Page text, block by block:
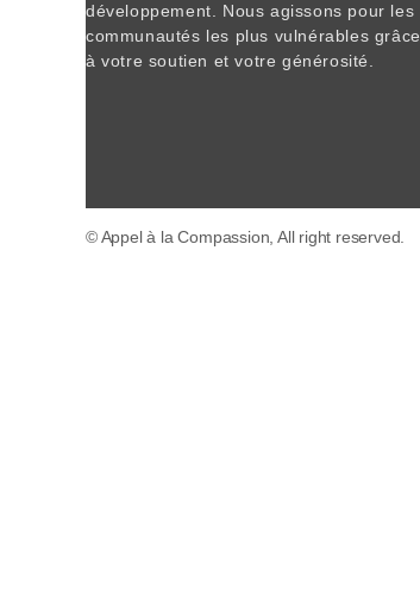
développement. Nous agissons pour les
communautés les plus vulnérables grâce
à votre soutien et votre générosité.
© Appel à la Compassion, All right reserved.